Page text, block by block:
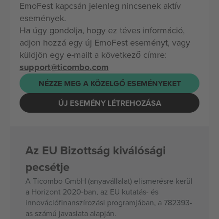
EmoFest kapcsán jelenleg nincsenek aktív
események.
Ha úgy gondolja, hogy ez téves információ,
adjon hozzá egy új EmoFest eseményt, vagy
küldjön egy e-mailt a következő címre:
support@ticombo.com
NÉZZE MEG A KÖZELGŐ ESEMÉNYEKET
ÚJ ESEMÉNY LÉTREHOZÁSA
Az EU Bizottság kiválósági
pecsétje
A Ticombo GmbH (anyavállalat) elismerésre kerül
a Horizont 2020-ban, az EU kutatás- és
innovációfinanszírozási programjában, a 782393-
as számú javaslata alapján.